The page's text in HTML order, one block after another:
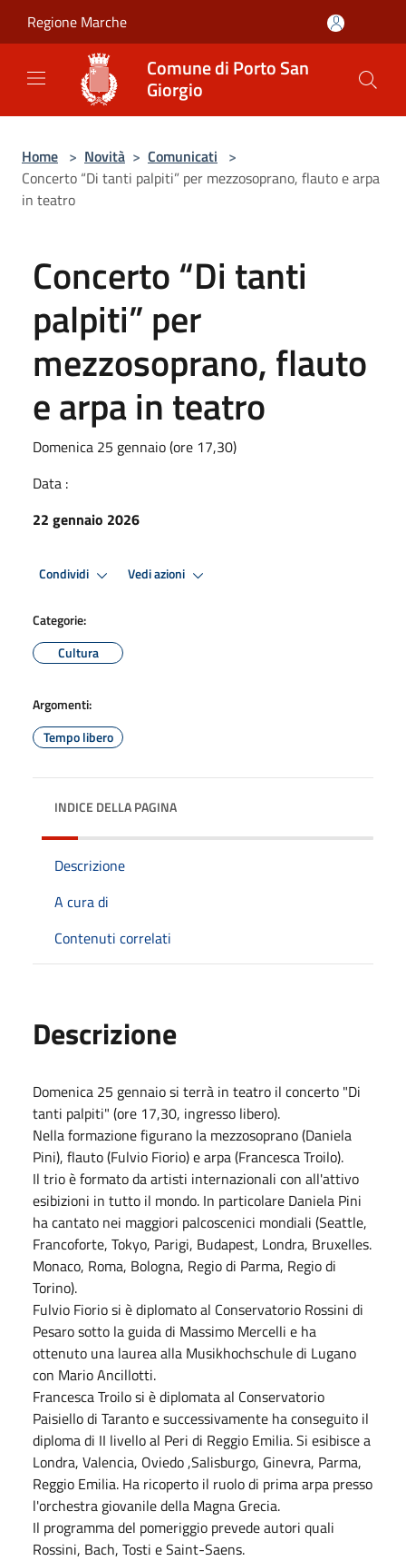
Regione Marche
Comune di Porto San
Giorgio
Home > Novità > Comunicati >
Concerto “Di tanti palpiti” per mezzosoprano, flauto e arpa
in teatro
Concerto “Di tanti
palpiti” per
mezzosoprano, flauto
e arpa in teatro
Domenica 25 gennaio (ore 17,30)
Data :
22 gennaio 2026
Condividi Vedi azioni
Categorie:
Cultura
Argomenti:
Tempo libero
INDICE DELLA PAGINA
Descrizione
A cura di
Contenuti correlati
Descrizione
Domenica 25 gennaio si terrà in teatro il concerto "Di
tanti palpiti" (ore 17,30, ingresso libero).
Nella formazione figurano la mezzosoprano (Daniela
Pini), flauto (Fulvio Fiorio) e arpa (Francesca Troilo).
Il trio è formato da artisti internazionali con all'attivo
esibizioni in tutto il mondo. In particolare Daniela Pini
ha cantato nei maggiori palcoscenici mondiali (Seattle,
Francoforte, Tokyo, Parigi, Budapest, Londra, Bruxelles.
Monaco, Roma, Bologna, Regio di Parma, Regio di
Torino).
Fulvio Fiorio si è diplomato al Conservatorio Rossini di
Pesaro sotto la guida di Massimo Mercelli e ha
ottenuto una laurea alla Musikhochschule di Lugano
con Mario Ancillotti.
Francesca Troilo si è diplomata al Conservatorio
Paisiello di Taranto e successivamente ha conseguito il
diploma di II livello al Peri di Reggio Emilia. Si esibisce a
Londra, Valencia, Oviedo ,Salisburgo, Ginevra, Parma,
Reggio Emilia. Ha ricoperto il ruolo di prima arpa presso
l'orchestra giovanile della Magna Grecia.
Il programma del pomeriggio prevede autori quali
Rossini, Bach, Tosti e Saint-Saens.